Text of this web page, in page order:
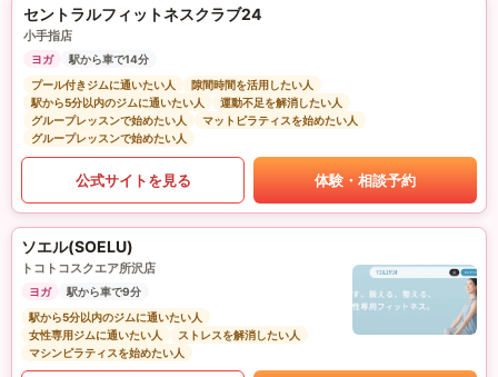
セントラルフィットネスクラブ24
小手指店
ヨガ
駅から車で14分
プール付きジムに通いたい人
隙間時間を活用したい人
駅から5分以内のジムに通いたい人
運動不足を解消したい人
グループレッスンで始めたい人
マットピラティスを始めたい人
グループレッスンで始めたい人
公式サイトを見る 体験・相談予約
ソエル(SOELU)
トコトコスクエア所沢店
ヨガ
駅から車で9分
駅から5分以内のジムに通いたい人
女性専用ジムに通いたい人
ストレスを解消したい人
マシンピラティスを始めたい人